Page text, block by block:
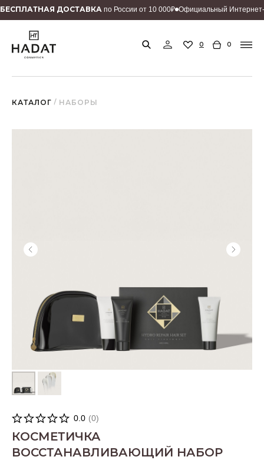
БEСПЛАТНАЯ ДОСТАВКА по России от 10 000₽ Официальный Интернет-
0
0
/ НАБОРЫ
КАТАЛОГ
0.0 (0)
КОСМЕТИЧКА
ВОССТАНАВЛИВАЮЩИЙ НАБОР